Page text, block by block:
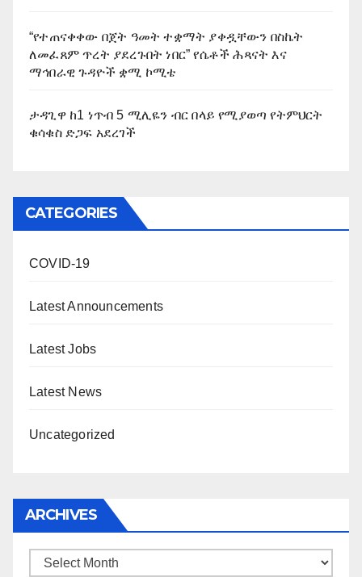
“የተጠናቀቀው በጀት ዓመት ተቋማት ያቀዷቸውን በስኬት
ለመፈጸም ጥረት ያደረጉበት ነበር” የሴቶች ሕጻናት እና
ማኅበራዊ ጉዳዮች ቋሚ ኮሚቴ
ታዳጊዋ ከ1 ነጥብ 5 ሚሊዬን ብር በላይ የሚያወጣ የትምህርት
ቁሳቁስ ድጋፍ አደረገች
CATEGORIES
COVID-19
Latest Announcements
Latest Jobs
Latest News
Uncategorized
ARCHIVES
Archives